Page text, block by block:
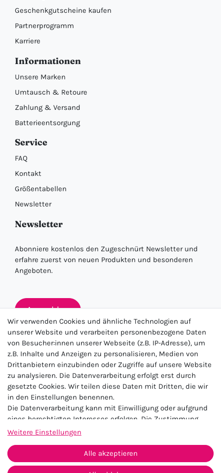
Geschenkgutscheine kaufen
Partnerprogramm
Karriere
Informationen
Unsere Marken
Umtausch & Retoure
Zahlung & Versand
Batterieentsorgung
Service
FAQ
Kontakt
Größentabellen
Newsletter
Newsletter
Abonniere kostenlos den Zugeschnürt Newsletter und
erfahre zuerst von neuen Produkten und besonderen
Angeboten.
Anmelden
★★★★★
4.5 / 5.0 (23.143)
Impressum Daten­schutz­erklärung
AGB
Widerrufs­recht
Kontakt
Wir verwenden Cookies und ähnliche Technologien auf
unserer Website und verarbeiten personenbezogene Daten
von Besucher:innen unserer Webseite (z.B. IP-Adresse), um
z.B. Inhalte und Anzeigen zu personalisieren, Medien von
Drittanbietern einzubinden oder Zugriffe auf unsere Website
zu analysieren. Die Datenverarbeitung erfolgt erst durch
gesetzte Cookies. Wir teilen diese Daten mit Dritten, die wir
in den Einstellungen benennen.
Die Datenverarbeitung kann mit Einwilligung oder aufgrund
eines berechtigten Interesses erfolgen. Die Zustimmung
kann erteilt oder abgelehnt werden. Es besteht das Recht,
Zeitpunkt zu ändern oder zu widerrufen. Beachten Sie unser
Impressumund weitere Hinweise zur Verwendung
Weitere Einstellungen
Alle akzeptieren